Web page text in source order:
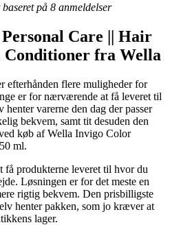
på 8 anmeldelser
Care || Hair
Conditioner fra Wella
efterhånden flere muligheder for
er for nærværende at få leveret til
varerne den dag der passer
bekvem, samt tit desuden den
køb af Wella Invigo Color
ml.
produkterne leveret til hvor du
Løsningen er for det meste en
rigtig bekvem. Den prisbilligste
henter pakken, som jo kræver at
lager.